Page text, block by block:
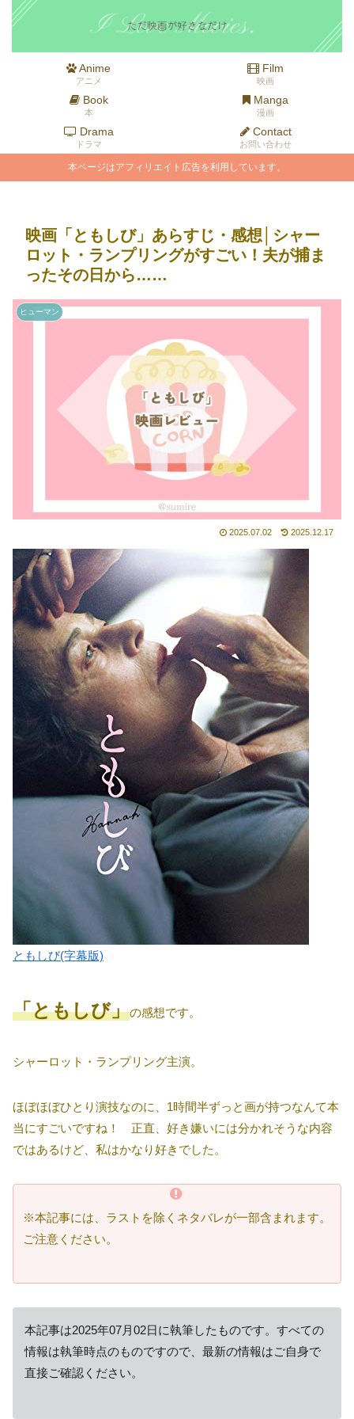
Anime
アニメ
Film
映画
Book
本
Manga
漫画
Drama
ドラマ
Contact
お問い合わせ
本ページはアフィリエイト広告を利用しています。
映画「ともしび」あらすじ・感想│シャー
ロット・ランプリングがすごい！夫が捕ま
ったその日から……
ヒューマン
2025.07.02 2025.12.17
ともしび(字幕版)
「ともしび」の感想です。
シャーロット・ランプリング主演。
ほぼほぼひとり演技なのに、1時間半ずっと画が持つなんて本
当にすごいですね！ 正直、好き嫌いには分かれそうな内容
ではあるけど、私はかなり好きでした。
※本記事には、ラストを除くネタバレが一部含まれます。
ご注意ください。
本記事は2025年07月02日に執筆したものです。すべての
情報は執筆時点のものですので、最新の情報はご自身で
直接ご確認ください。